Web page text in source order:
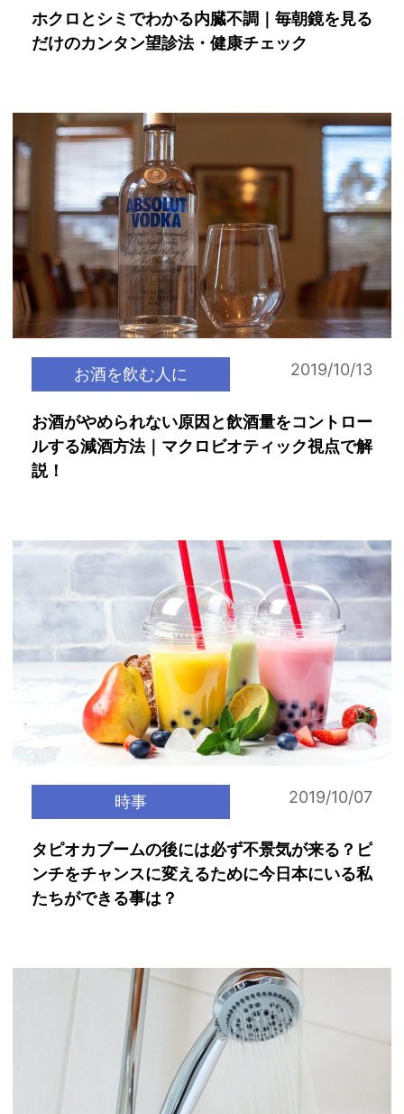
ホクロとシミでわかる内臓不調｜毎朝鏡を見る
だけのカンタン望診法・健康チェック
お酒を飲む人に 2019/10/13
お酒がやめられない原因と飲酒量をコントロー
ルする減酒方法｜マクロビオティック視点で解
説！
時事 2019/10/07
タピオカブームの後には必ず不景気が来る？ピ
ンチをチャンスに変えるために今日本にいる私
たちができる事は？